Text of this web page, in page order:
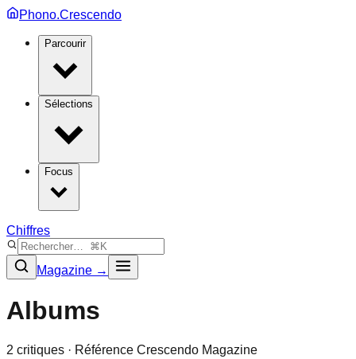
Phono.Crescendo
Parcourir
Sélections
Focus
Chiffres
Magazine →
Albums
2 critiques · Référence Crescendo Magazine